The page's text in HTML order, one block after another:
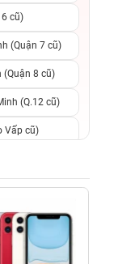
6 cũ)
(Quận 7 cũ)
(Quận 8 cũ)
(Q.12 cũ)
Vấp cũ)
Tân Phú cũ)
TP. Thủ
TP. Thủ